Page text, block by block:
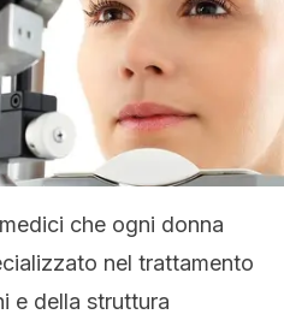
che ogni donna
nel trattamento
e della struttura